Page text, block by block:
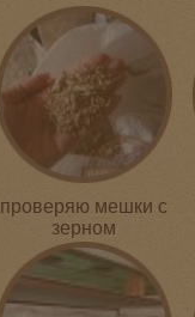
проверяю мешки с
зерном